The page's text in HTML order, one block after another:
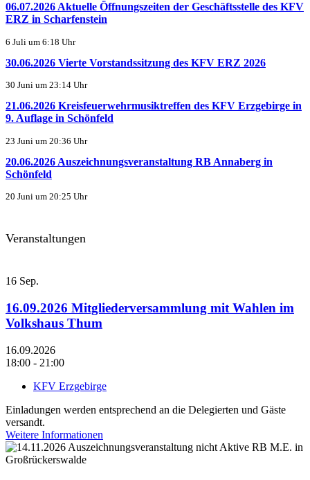
06.07.2026 Aktuelle Öffnungszeiten der Geschäftsstelle des KFV
ERZ in Scharfenstein
6 Juli um 6:18 Uhr
30.06.2026 Vierte Vorstandssitzung des KFV ERZ 2026
30 Juni um 23:14 Uhr
21.06.2026 Kreisfeuerwehrmusiktreffen des KFV Erzgebirge in
9. Auflage in Schönfeld
23 Juni um 20:36 Uhr
20.06.2026 Auszeichnungsveranstaltung RB Annaberg in
Schönfeld
20 Juni um 20:25 Uhr
Veranstaltungen
16 Sep.
16.09.2026 Mitgliederversammlung mit Wahlen im
Volkshaus Thum
16.09.2026
18:00 - 21:00
KFV Erzgebirge
Einladungen werden entsprechend an die Delegierten und Gäste
versandt.
Weitere Informationen